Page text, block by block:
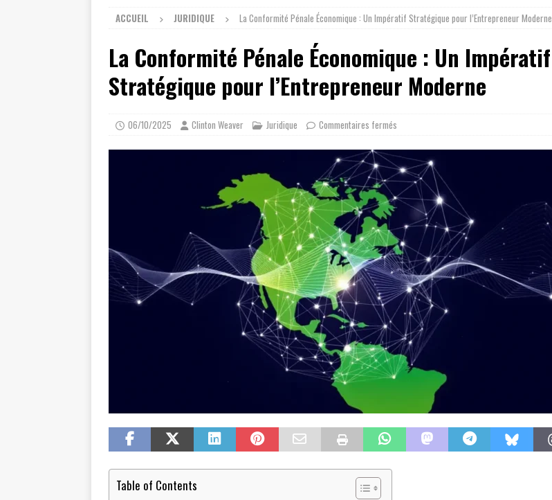
ACCUEIL JURIDIQUE La Conformité Pénale Économique : Un Impératif Stratégique pour l’Entrepreneur Moderne
La Conformité Pénale Économique : Un Impératif
Stratégique pour l’Entrepreneur Moderne
06/10/2025 Clinton Weaver Juridique Commentaires fermés
Table of Contents